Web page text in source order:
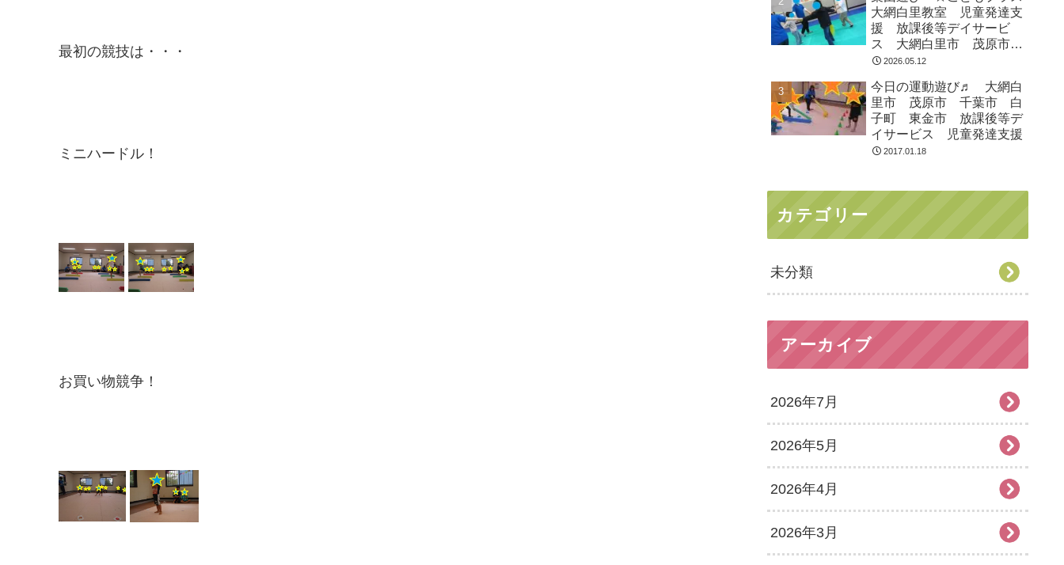
最初の競技は・・・
ミニハードル！
お買い物競争！
大網白里教室 児童発達支
援 放課後等デイサービ
ス 大網白里市 茂原市
白子町
2026.05.12
今日の運動遊び♬ 大網白
里市 茂原市 千葉市 白
子町 東金市 放課後等デ
イサービス 児童発達支援
2017.01.18
カテゴリー
未分類
アーカイブ
2026年7月
2026年5月
2026年4月
2026年3月